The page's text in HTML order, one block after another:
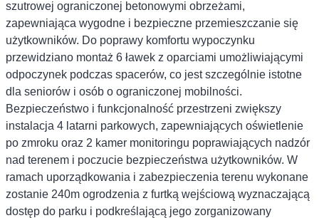
szutrowej ograniczonej betonowymi obrzeżami,
zapewniająca wygodne i bezpieczne przemieszczanie się
użytkowników. Do poprawy komfortu wypoczynku
przewidziano montaż 6 ławek z oparciami umożliwiającymi
odpoczynek podczas spacerów, co jest szczególnie istotne
dla seniorów i osób o ograniczonej mobilności.
Bezpieczeństwo i funkcjonalność przestrzeni zwiększy
instalacja 4 latarni parkowych, zapewniających oświetlenie
po zmroku oraz 2 kamer monitoringu poprawiających nadzór
nad terenem i poczucie bezpieczeństwa użytkowników. W
ramach uporządkowania i zabezpieczenia terenu wykonane
zostanie 240m ogrodzenia z furtką wejściową wyznaczającą
dostęp do parku i podkreślającą jego zorganizowany